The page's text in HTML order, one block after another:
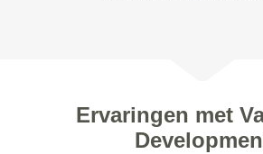
Ervaringen met